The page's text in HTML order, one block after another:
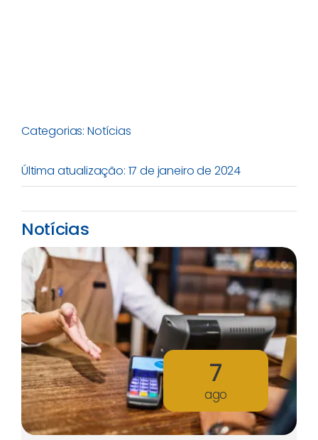
Categorias: Notícias
Última atualização: 17 de janeiro de 2024
Notícias
7
ago